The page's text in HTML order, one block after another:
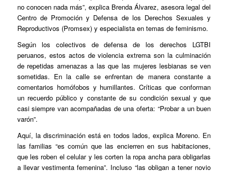
no conocen nada más”, explica Brenda Álvarez, asesora legal del
Centro de Promoción y Defensa de los Derechos Sexuales y
Reproductivos (Promsex) y especialista en temas de feminismo.
Según los colectivos de defensa de los derechos LGTBI
peruanos, estos actos de violencia extrema son la culminación
de repetidas amenazas a las que las mujeres lesbianas se ven
sometidas. En la calle se enfrentan de manera constante a
comentarios homófobos y humillantes. Críticas que conforman
un recuerdo público y constante de su condición sexual y que
casi siempre van acompañadas de una oferta: “Probar a un buen
varón”.
Aquí, la discriminación está en todos lados, explica Moreno. En
las familias “es común que las encierren en sus habitaciones,
que les roben el celular y les corten la ropa ancha para obligarlas
a llevar vestimenta femenina”. Incluso “las obligan a tener novio